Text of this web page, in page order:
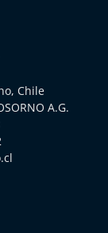
Chile
A.G.